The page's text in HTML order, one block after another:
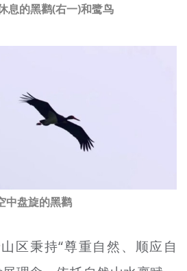
息的黑鹳(右一)和鹭鸟
中盘旋的黑鹳
区秉持“尊重自然、顺应自